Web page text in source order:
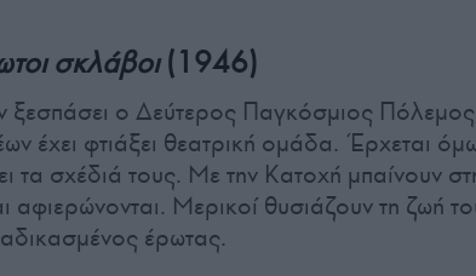
σκλάβοι(1946)
ξεσπάσει ο Δεύτερος Παγκόσμιος
έχει φτιάξει θεατρική ομάδα. Έρχεται
τα σχέδιά τους. Με την Κατοχή μπαίνουν
αφιερώνονται. Μερικοί θυσιάζουν τη ζωή
έρωτας.